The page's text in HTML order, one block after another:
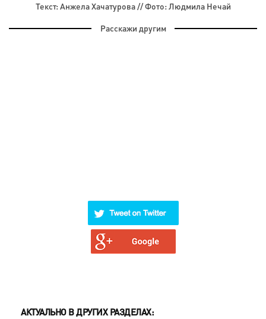
Текст: Анжела Хачатурова // Фото: Людмила Нечай
Расскажи другим
АКТУАЛЬНО В ДРУГИХ РАЗДЕЛАХ: